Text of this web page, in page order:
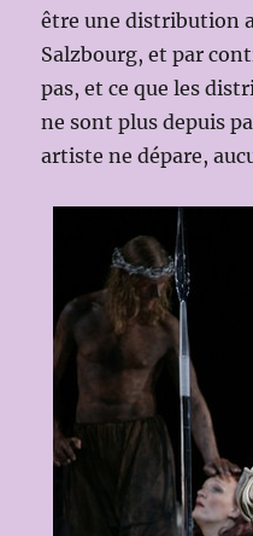
être une distribution
Salzbourg, et par
pas, et ce que les
ne sont plus depuis
artiste ne dépare,